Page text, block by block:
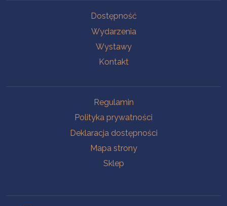
Dostępność
Wydarzenia
Wystawy
Kontakt
Regulamin
Polityka prywatności
Deklaracja dostępności
Mapa strony
Sklep